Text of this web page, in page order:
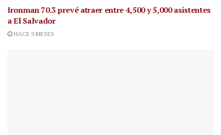
Ironman 70.3 prevé atraer entre 4,500 y 5,000 asistentes
a El Salvador
HACE 9 MESES